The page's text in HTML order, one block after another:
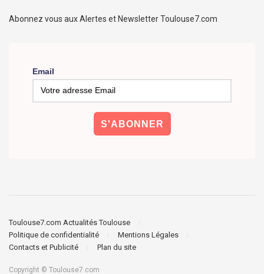
Abonnez vous aux Alertes et Newsletter Toulouse7.com
Email
Toulouse7.com Actualités Toulouse
Politique de confidentialité
Mentions Légales
Contacts et Publicité
Plan du site
Copyright © Toulouse7.com